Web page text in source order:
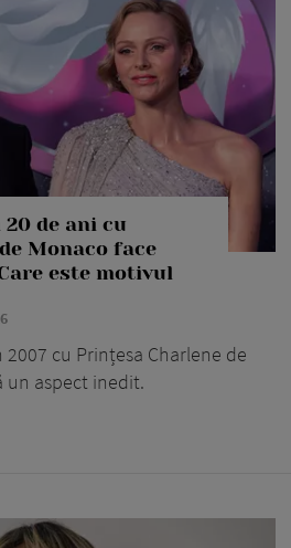
20 de ani cu
Monaco face
este motivul
cu Prințesa Charlene de
un aspect inedit.